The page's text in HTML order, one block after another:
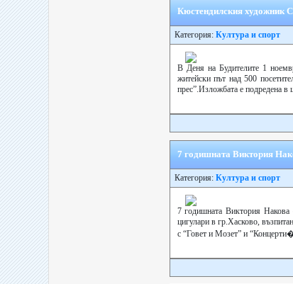
Кюстендилския художник
Категория: Култура и спорт
В Деня на Будителите 1
житейски път над 500
прес”.Изложбата е подредена в
7 годишната Виктория
Категория: Култура и спорт
7 годишната Виктория
цигулари в гр.Хасково,
с “Говет и Мозет” и